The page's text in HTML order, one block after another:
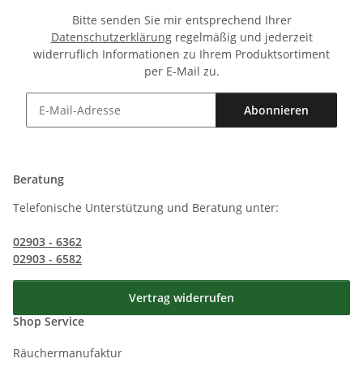
Bitte senden Sie mir entsprechend Ihrer
Datenschutzerklärungregelmäßig und jederzeit
widerruflich Informationen zu Ihrem Produktsortiment
per E-Mail zu.
Abonnieren
Beratung
Telefonische Unterstützung und Beratung unter:
02903 - 6362
02903 - 6582
Vertrag widerrufen
Shop Service
Räuchermanufaktur